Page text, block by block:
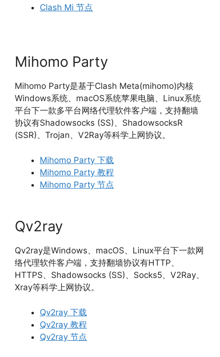
Clash Mi 节点
Mihomo Party
Mihomo Party是基于Clash Meta(mihomo)内核
Windows系统、macOS系统苹果电脑、Linux系统
平台下一款多平台网络代理软件客户端，支持翻墙
协议有Shadowsocks (SS)、ShadowsocksR
(SSR)、Trojan、V2Ray等科学上网协议。
Mihomo Party 下载
Mihomo Party 教程
Mihomo Party 节点
Qv2ray
Qv2ray是Windows、macOS、Linux平台下一款网
络代理软件客户端，支持翻墙协议有HTTP、
HTTPS、Shadowsocks (SS)、Socks5、V2Ray、
Xray等科学上网协议。
Qv2ray 下载
Qv2ray 教程
Qv2ray 节点